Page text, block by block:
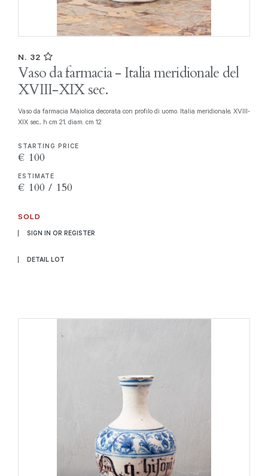
N. 32
Vaso da farmacia - Italia meridionale del
XVIII-XIX sec.
Vaso da farmacia Maiolica decorata con profilo di uomo. Italia meridionale, XVIII-
XIX sec., h cm 21, diam. cm 12
STARTING PRICE
€ 100
ESTIMATE
€ 100 / 150
SOLD
SIGN IN OR REGISTER
DETAIL LOT